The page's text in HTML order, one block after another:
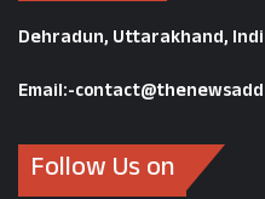
CM
PWD CHIEF AYAJ
Dehradun, Uttarakhand,
Email:-
Follow Us on